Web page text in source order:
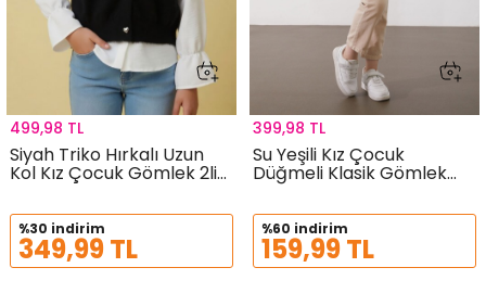
Siyah Triko Hırkalı Uzun
Kol Kız Çocuk Gömlek 2li
Takım 24144
499,98 TL
%30 indirim
349,99 TL
Su Yeşili Kız Çocuk
Düğmeli Klasik Gömlek
18985
399,98 TL
%60 indirim
159,99 TL